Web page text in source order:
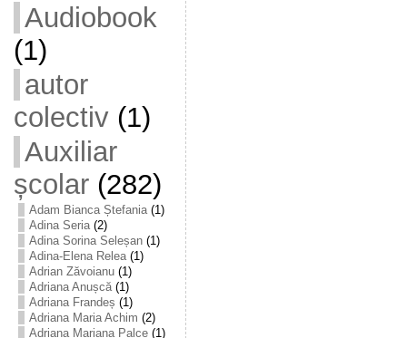
Audiobook
(1)
autor
colectiv(1)
Auxiliar
școlar(282)
Adam Bianca Ștefania(1)
Adina Seria(2)
Adina Sorina Seleșan(1)
Adina-Elena Relea(1)
Adrian Zăvoianu(1)
Adriana Anușcă(1)
Adriana Frandeș (1)
Adriana Maria Achim (2)
Adriana Mariana Palce(1)